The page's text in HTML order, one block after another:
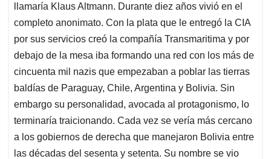
llamaría Klaus Altmann. Durante diez años vivió en el
completo anonimato. Con la plata que le entregó la CIA
por sus servicios creó la compañía Transmaritima y por
debajo de la mesa iba formando una red con los más de
cincuenta mil nazis que empezaban a poblar las tierras
baldías de Paraguay, Chile, Argentina y Bolivia. Sin
embargo su personalidad, avocada al protagonismo, lo
terminaría traicionando. Cada vez se vería más cercano
a los gobiernos de derecha que manejaron Bolivia entre
las décadas del sesenta y setenta. Su nombre se vio